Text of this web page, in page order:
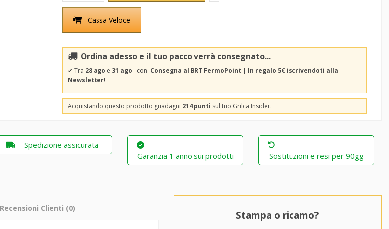
Cassa Veloce
Ordina adesso e il tuo pacco verrà consegnato...
✔ Tra 28 ago e 31 ago con Consegna al BRT FermoPoint | In regalo 5€ iscrivendoti alla
Newsletter!
Acquistando questo prodotto guadagni 214 punti sul tuo Grilca Insider.
Spedizione assicurata
Garanzia 1 anno sui prodotti
Sostituzioni e resi per 90gg
Recensioni Clienti (0)
Stampa o ricamo?